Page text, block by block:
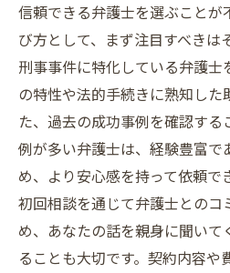
信頼できる弁護士を選ぶことが
び方として、まず注目すべきは
刑事事件に特化している弁護
の特性や法的手続きに熟知した
た、過去の成功事例を確認する
例が多い弁護士は、経験豊富で
め、より安心感を持って依頼で
初回相談を通じて弁護士とのコ
め、あなたの話を親身に聞いて
ることも大切です。契約内容や